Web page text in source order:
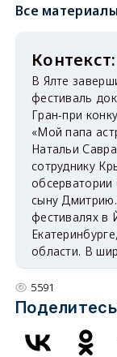
Все
В Ялте
фестиваль
Гран-при
«Мой папа
Натальи
сотруднику
сыну
фестивалях в
области. В
5591